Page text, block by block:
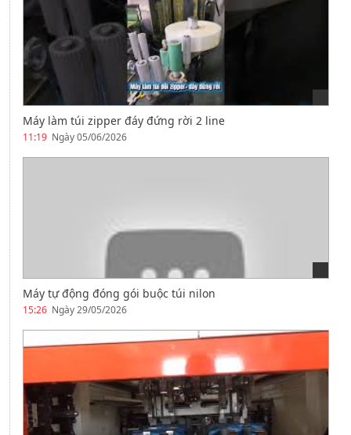
Máy làm túi zipper đáy đứng rời 2 line
11:19 Ngày 05/06/2026
Máy tự động đóng gói buộc túi nilon
15:26 Ngày 29/05/2026